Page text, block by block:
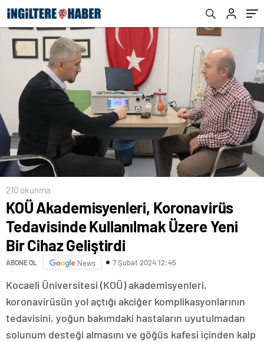
Geliştirdi
210 okunma
KOÜ Akademisyenleri, Koronavirüs
Tedavisinde Kullanılmak Üzere Yeni
Bir Cihaz Geliştirdi
ABONE OL News 7 Şubat 2024 12:45
Kocaeli Üniversitesi (KOÜ) akademisyenleri,
koronavirüsün yol açtığı akciğer komplikasyonlarının
tedavisini, yoğun bakımdaki hastaların uyutulmadan
solunum desteği almasını ve göğüs kafesi içinden kalp